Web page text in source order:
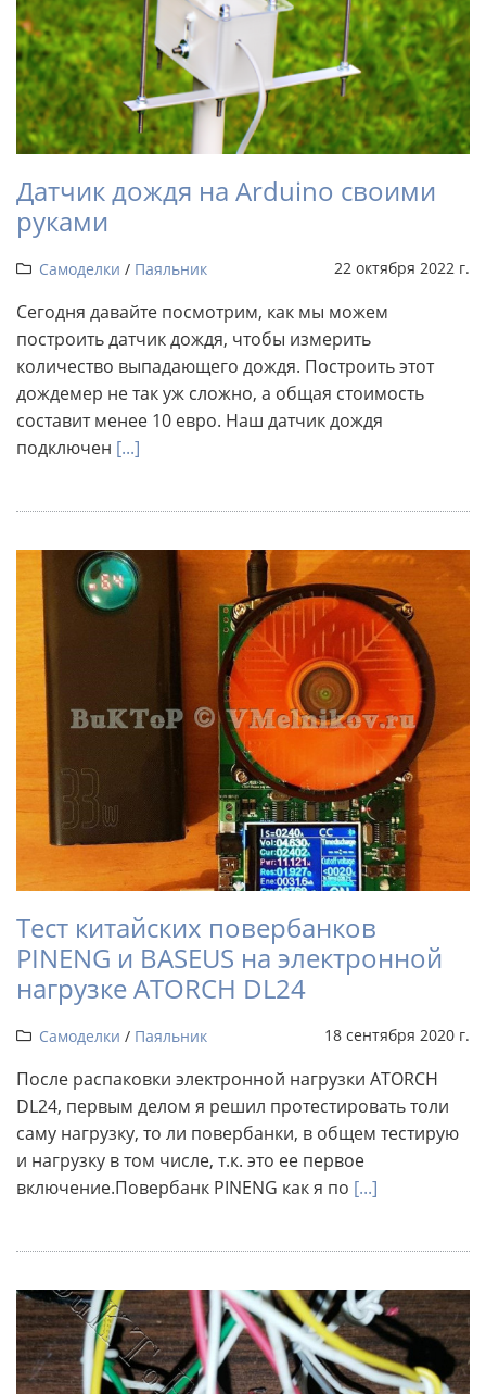
Датчик дождя на Arduino своими
руками
Самоделки / Паяльник 22 октября 2022 г.
Сегодня давайте посмотрим, как мы можем
построить датчик дождя, чтобы измерить
количество выпадающего дождя. Построить этот
дождемер не так уж сложно, а общая стоимость
составит менее 10 евро. Наш датчик дождя
подключен [...]
Тест китайских повербанков
PINENG и BASEUS на электронной
нагрузке ATORCH DL24
Самоделки / Паяльник 18 сентября 2020 г.
После распаковки электронной нагрузки ATORCH
DL24, первым делом я решил протестировать толи
саму нагрузку, то ли повербанки, в общем тестирую
и нагрузку в том числе, т.к. это ее первое
включение.Повербанк PINENG как я по [...]